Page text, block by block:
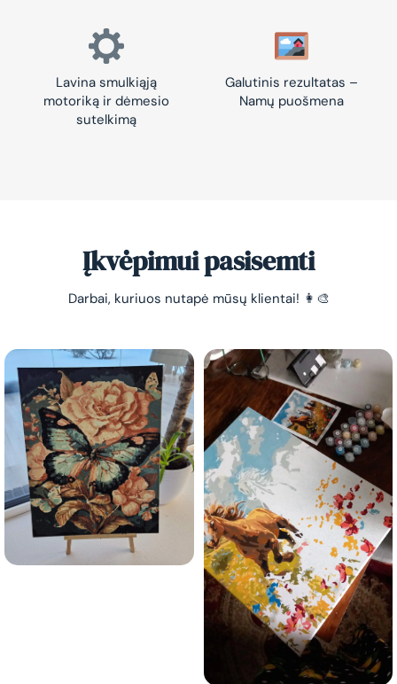
Lavina smulkiąją
motoriką ir dėmesio
sutelkimą
Galutinis rezultatas –
Namų puošmena
Įkvėpimui pasisemti
Darbai, kuriuos nutapė mūsų klientai! 👩‍🎨